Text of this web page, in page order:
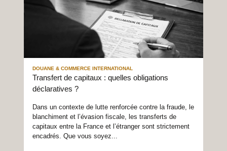
DOUANE & COMMERCE INTERNATIONAL
Transfert de capitaux : quelles obligations
déclaratives ?
Dans un contexte de lutte renforcée contre la fraude, le
blanchiment et l’évasion fiscale, les transferts de
capitaux entre la France et l’étranger sont strictement
encadrés. Que vous soyez...